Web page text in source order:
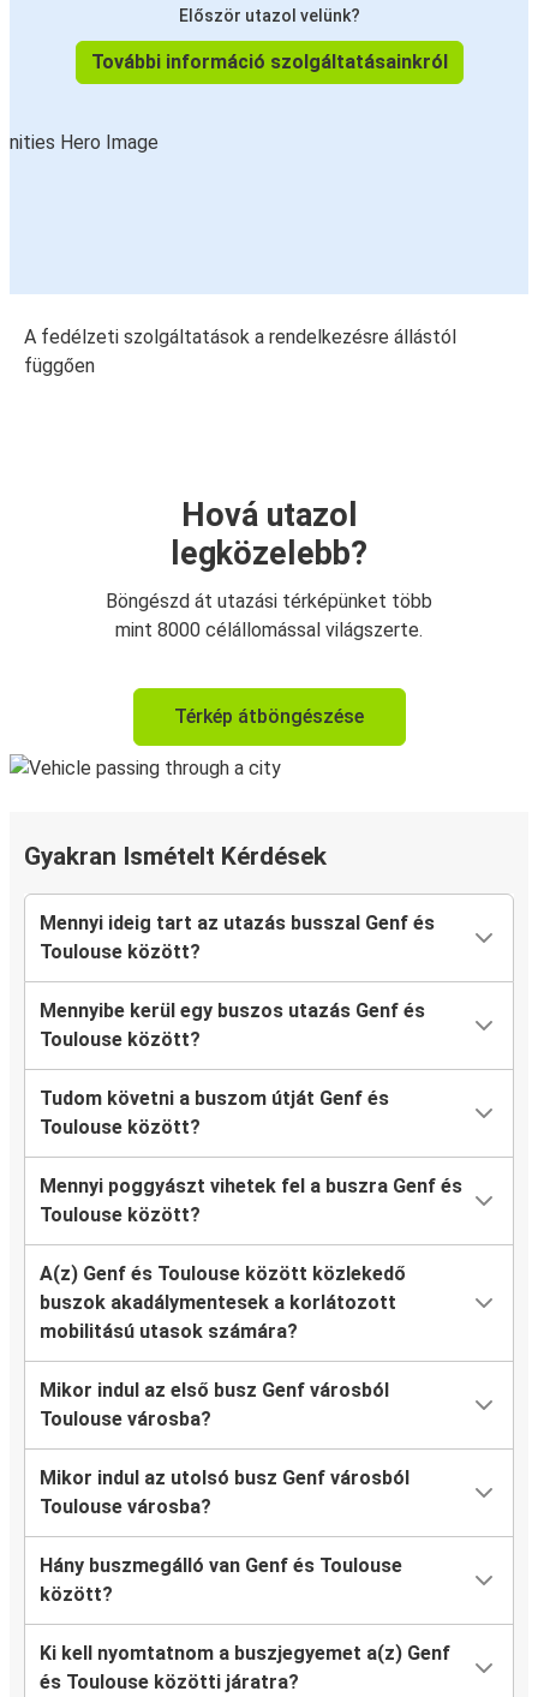
Először utazol velünk?
További információ szolgáltatásainkról
A fedélzeti szolgáltatások a rendelkezésre állástól
függően
Hová utazol
legközelebb?
Böngészd át utazási térképünket több
mint 8000 célállomással világszerte.
Térkép átböngészése
Gyakran Ismételt Kérdések
Mennyi ideig tart az utazás busszal Genf és
Toulouse között?
Mennyibe kerül egy buszos utazás Genf és
Toulouse között?
Tudom követni a buszom útját Genf és
Toulouse között?
Mennyi poggyászt vihetek fel a buszra Genf és
Toulouse között?
A(z) Genf és Toulouse között közlekedő
buszok akadálymentesek a korlátozott
mobilitású utasok számára?
Mikor indul az első busz Genf városból
Toulouse városba?
Mikor indul az utolsó busz Genf városból
Toulouse városba?
Hány buszmegálló van Genf és Toulouse
között?
Ki kell nyomtatnom a buszjegyemet a(z) Genf
és Toulouse közötti járatra?